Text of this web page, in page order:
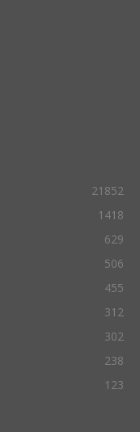
21852
1418
629
506
455
312
302
238
123